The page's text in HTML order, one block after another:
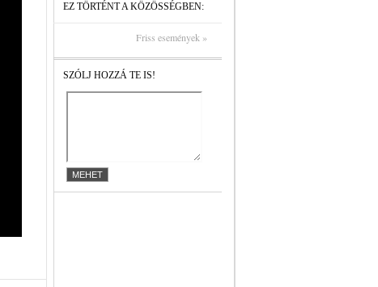
EZ TÖRTÉNT A KÖZÖSSÉGBEN:
Friss események »
SZÓLJ HOZZÁ TE IS!